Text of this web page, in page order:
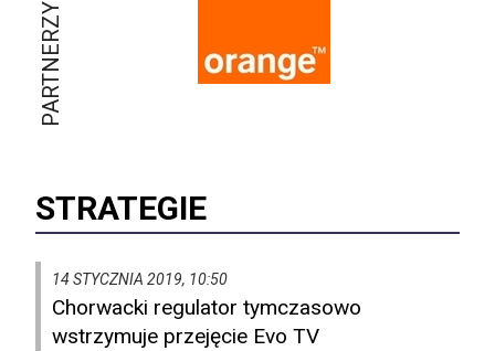
PARTNERZY
STRATEGIE
14 STYCZNIA 2019, 10:50
Chorwacki regulator tymczasowo
wstrzymuje przejęcie Evo TV